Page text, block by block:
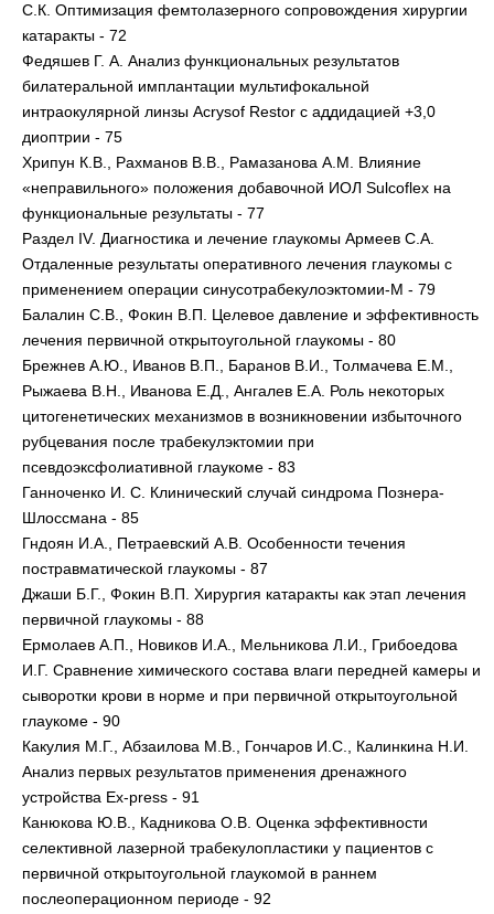
С.К. Оптимизация фемтолазерного сопровождения хирургии
катаракты - 72
Федяшев Г. А. Анализ функциональных результатов
билатеральной имплантации мультифокальной
интраокулярной линзы Acrysof Restor с аддидацией +3,0
диоптрии - 75
Хрипун К.В., Рахманов В.В., Рамазанова А.М. Влияние
«неправильного» положения добавочной ИОЛ Sulcoflex на
функциональные результаты - 77
Раздел IV. Диагностика и лечение глаукомы Армеев С.А.
Отдаленные результаты оперативного лечения глаукомы с
применением операции синусотрабекулоэктомии-М - 79
Балалин С.В., Фокин В.П. Целевое давление и эффективность
лечения первичной открытоугольной глаукомы - 80
Брежнев А.Ю., Иванов В.П., Баранов В.И., Толмачева Е.М.,
Рыжаева В.Н., Иванова Е.Д., Ангалев Е.А. Роль некоторых
цитогенетических механизмов в возникновении избыточного
рубцевания после трабекулэктомии при
псевдоэксфолиативной глаукоме - 83
Ганноченко И. С. Клинический случай синдрома Познера-
Шлоссмана - 85
Гндоян И.А., Петраевский А.В. Особенности течения
постравматической глаукомы - 87
Джаши Б.Г., Фокин В.П. Хирургия катаракты как этап лечения
первичной глаукомы - 88
Ермолаев А.П., Новиков И.А., Мельникова Л.И., Грибоедова
И.Г. Сравнение химического состава влаги передней камеры и
сыворотки крови в норме и при первичной открытоугольной
глаукоме - 90
Какулия М.Г., Абзаилова М.В., Гончаров И.С., Калинкина Н.И.
Анализ первых результатов применения дренажного
устройства Ex-press - 91
Канюкова Ю.В., Кадникова О.В. Оценка эффективности
селективной лазерной трабекулопластики у пациентов с
первичной открытоугольной глаукомой в раннем
послеоперационном периоде - 92